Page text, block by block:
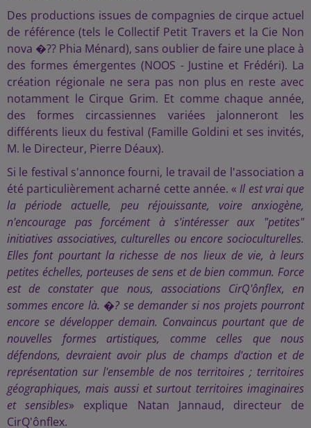
Des productions issues de compagnies de cirque actuel
de référence (tels le Collectif Petit Travers et la Cie Non
nova �?? Phia Ménard), sans oublier de faire une place à
des formes émergentes (NOOS - Justine et Frédéri). La
création régionale ne sera pas non plus en reste avec
notamment le Cirque Grim. Et comme chaque année,
des formes circassiennes variées jalonneront les
différents lieux du festival (Famille Goldini et ses invités,
M. le Directeur, Pierre Déaux).
Si le festival s'annonce fourni, le travail de l'association a
été particulièrement acharné cette année. «Il est vrai que
la période actuelle, peu réjouissante, voire anxiogène,
n'encourage pas forcément à s'intéresser aux "petites"
initiatives associatives, culturelles ou encore socioculturelles.
Elles font pourtant la richesse de nos lieux de vie, à leurs
petites échelles, porteuses de sens et de bien commun. Force
est de constater que nous, associations CirQ'ônflex, en
sommes encore là. �? se demander si nos projets pourront
encore se développer demain. Convaincus pourtant que de
nouvelles formes artistiques, comme celles que nous
défendons, devraient avoir plus de champs d'action et de
représentation sur l'ensemble de nos territoires ; territoires
géographiques, mais aussi et surtout territoires imaginaires
et sensibles» explique Natan Jannaud, directeur de
CirQ'ônflex.